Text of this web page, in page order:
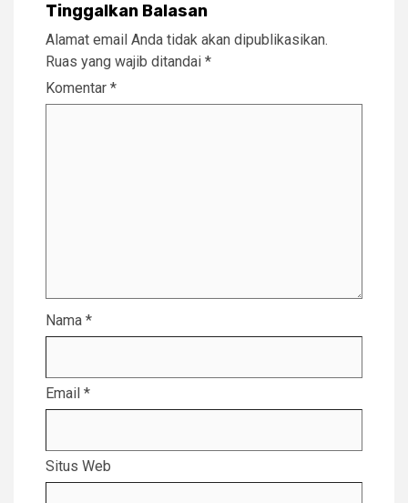
Tinggalkan Balasan
Alamat email Anda tidak akan dipublikasikan.
Ruas yang wajib ditandai *
Komentar *
Nama *
Email *
Situs Web